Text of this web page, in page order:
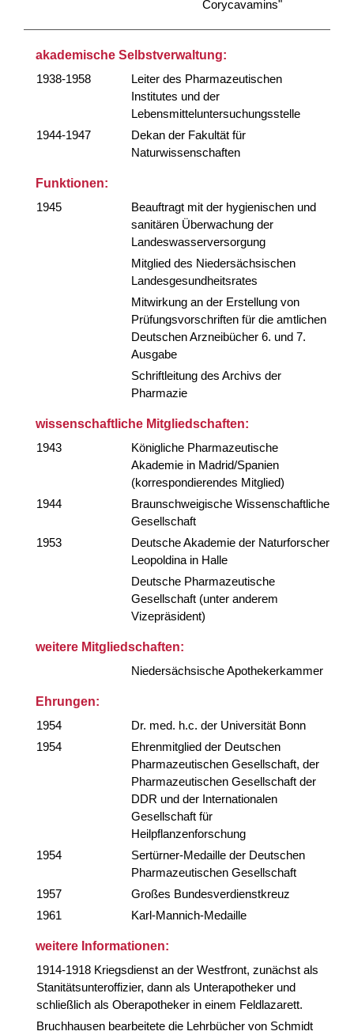
Corycavamins"
akademische Selbstverwaltung:
1938-1958
Leiter des Pharmazeutischen
Institutes und der
Lebensmitteluntersuchungsstelle
1944-1947
Dekan der Fakultät für
Naturwissenschaften
Funktionen:
1945
Beauftragt mit der hygienischen und
sanitären Überwachung der
Landeswasserversorgung
Mitglied des Niedersächsischen
Landesgesundheitsrates
Mitwirkung an der Erstellung von
Prüfungsvorschriften für die amtlichen
Deutschen Arzneibücher 6. und 7.
Ausgabe
Schriftleitung des Archivs der
Pharmazie
wissenschaftliche Mitgliedschaften:
1943
Königliche Pharmazeutische
Akademie in Madrid/Spanien
(korrespondierendes Mitglied)
1944
Braunschweigische Wissenschaftliche
Gesellschaft
1953
Deutsche Akademie der Naturforscher
Leopoldina in Halle
Deutsche Pharmazeutische
Gesellschaft (unter anderem
Vizepräsident)
weitere Mitgliedschaften:
Niedersächsische Apothekerkammer
Ehrungen:
1954
Dr. med. h.c. der Universität Bonn
1954
Ehrenmitglied der Deutschen
Pharmazeutischen Gesellschaft, der
Pharmazeutischen Gesellschaft der
DDR und der Internationalen
Gesellschaft für
Heilpflanzenforschung
1954
Sertürner-Medaille der Deutschen
Pharmazeutischen Gesellschaft
1957
Großes Bundesverdienstkreuz
1961
Karl-Mannich-Medaille
weitere Informationen:
1914-1918 Kriegsdienst an der Westfront, zunächst als
Stanitätsunteroffizier, dann als Unterapotheker und
schließlich als Oberapotheker in einem Feldlazarett.
Bruchhausen bearbeitete die Lehrbücher von Schmidt